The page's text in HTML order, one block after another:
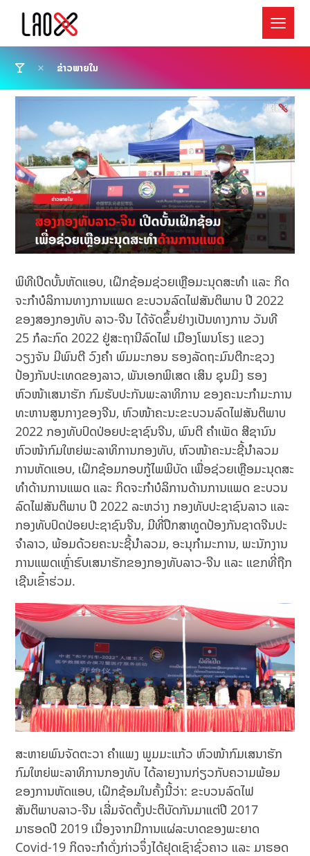
ຂ່າວພາຍໃນ
ພິທີເປີດບັ້ນຫັດແອບ, ເຝິກຊ້ອມຊ່ວຍເຫຼືອມະນຸດສະທຳ ແລະ ກິດ
ຈະກໍາບໍລິການທາງການແພດ ຂະບວນລົດໄຟສັນຕິພາບ ປີ 2022
ຂອງສອງກອງທັບ ລາວ-ຈີນ ໄດ້ຈັດຂຶ້ນຢ່າງເປັນທາງການ ວັນທີ
25 ກໍລະກົດ 2022 ຢູ່ສະຖານີລົດໄຟ ເມືອງໂພນໂຮງ ແຂວງ
ວຽງຈັນ ມີພົນຕີ ວົງຄໍາ ພົມມະກອນ ຮອງລັດຖະມົນຕີກະຊວງ
ປ້ອງກັນປະເທດຂອງລາວ, ພັນເອກພິເສດ ເສິນ ຊຸນມິງ ຮອງ
ຫົວໜ້າເສນາຮັກ ກົມຮັບປະກັນພະລາທິການ ຂອງຄະນະກໍາມະການ
ທະຫານສູນກາງຂອງຈີນ, ຫົວໜ້າຄະນະຂະບວນລົດໄຟສັນຕິພາບ
2022 ກອງທັບປົດປ່ອຍປະຊາຊົນຈີນ, ພົນຕີ ຄໍາເພັດ ສີຊານົນ
ຫົວໜ້າກົມໃຫຍ່ພະລາທິການກອງທັບ, ຫົວໜ້າຄະນະຊີ້ນໍາລວມ
ການຫັດແອບ, ເຝິກຊ້ອມກອບກູ້ໄພພິບັດ ເພື່ອຊ່ວຍເຫຼືອມະນຸດສະ
ທໍາດ້ານການແພດ ແລະ ກິດຈະກໍາບໍລິການດ້ານການແພດ ຂະບວນ
ລົດໄຟສັນຕິພາບ ປີ 2022 ລະຫວ່າງ ກອງທັບປະຊາຊົນລາວ ແລະ
ກອງທັບປົດປ່ອຍປະຊາຊົນຈີນ, ມີທີ່ປຶກສາທູດປ້ອງກັນຊາດຈີນປະ
ຈໍາລາວ, ພ້ອມດ້ວຍຄະນະຊີ້ນໍາລວມ, ອະນຸກໍາມະການ, ພະນັກງານ
ການແພດເຫຼົ່າຮົບເສນາຮັກຂອງກອງທັບລາວ-ຈີນ ແລະ ແຂກທີ່ຖືກ
ເຊີນເຂົ້າຮ່ວມ.
ສະຫາຍພົນຈັດຕະວາ ຄໍາແພງ ພູມມະແກ້ວ ຫົວໜ້າກົມເສນາຮັກ
ກົມໃຫຍ່ພະລາທິການກອງທັບ ໄດ້ລາຍງານກ່ຽວກັບຄວາມພ້ອມ
ຂອງການຫັດແອບ, ເຝິກຊ້ອມໃນຄັ້ງນີ້ວ່າ: ຂະບວນລົດໄຟ
ສັນຕິພາບລາວ-ຈີນ ເລີ່ມຈັດຕັ້ງປະຕິບັດກັນມາແຕ່ປີ 2017
ມາຮອດປີ 2019 ເນື່ອງຈາກມີການແຜ່ລະບາດຂອງພະຍາດ
Covid-19 ກິດຈະກໍາດັ່ງກ່າວຈຶ່ງໄດ້ຢຸດເຊົາຊົ່ວຄາວ ແລະ ມາຮອດ